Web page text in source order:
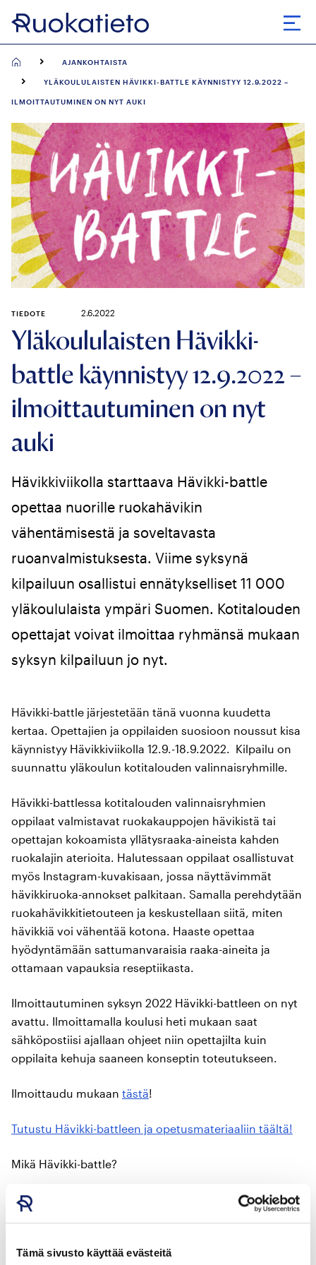
Tämä sivusto käyttää evästeitä
Siirry
suoraan
AJANKOHTAISTA
YLÄKOULULAISTEN HÄVIKKI-BATTLE KÄYNNISTYY 12.9.2022 –
ILMOITTAUTUMINEN ON NYT AUKI
Yläkoululaisten Hävikki-
battle käynnistyy 12.9.2022 –
ilmoittautuminen on nyt
auki
TIEDOTE 2.6.2022
Hävikkiviikolla starttaava Hävikki-battle
opettaa nuorille ruokahävikin
vähentämisestä ja soveltavasta
ruoanvalmistuksesta. Viime syksynä
kilpailuun osallistui ennätykselliset 11 000
yläkoululaista ympäri Suomen. Kotitalouden
opettajat voivat ilmoittaa ryhmänsä mukaan
syksyn kilpailuun jo nyt.
Hävikki-battle järjestetään tänä vuonna kuudetta
kertaa. Opettajien ja oppilaiden suosioon noussut kisa
käynnistyy Hävikkiviikolla 12.9.-18.9.2022. Kilpailu on
suunnattu yläkoulun kotitalouden valinnaisryhmille.
Hävikki-battlessa kotitalouden valinnaisryhmien
oppilaat valmistavat ruokakauppojen hävikistä tai
opettajan kokoamista yllätysraaka-aineista kahden
ruokalajin aterioita. Halutessaan oppilaat osallistuvat
myös Instagram-kuvakisaan, jossa näyttävimmät
hävikkiruoka-annokset palkitaan. Samalla perehdytään
ruokahävikkitietouteen ja keskustellaan siitä, miten
hävikkiä voi vähentää kotona. Haaste opettaa
hyödyntämään sattumanvaraisia raaka-aineita ja
ottamaan vapauksia reseptiikasta.
Ilmoittautuminen syksyn 2022 Hävikki-battleen on nyt
avattu. Ilmoittamalla koulusi heti mukaan saat
sähköpostiisi ajallaan ohjeet niin opettajilta kuin
oppilaita kehuja saaneen konseptin toteutukseen.
Ilmoittaudu mukaan tästä!
Tutustu Hävikki-battleen ja opetusmateriaaliin täältä!
Mikä Hävikki-battle?
Motivan ideoima opetuskokonaisuus, joka on
suunnattu yläkoulujen valinnaisille kotitaloustunneille.
ympäri Suomen. Kilpailu on järjestetty vuodesta 2017